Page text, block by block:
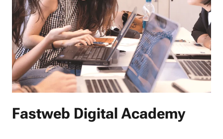
Fastweb Digital Academy